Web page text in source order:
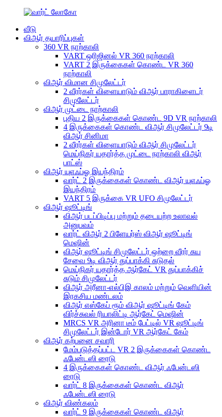
வீடு
விஆர் தயாரிப்புகள்
360 VR நாற்காலி
VART ஒரிஜினல் VR 360 நாற்காலி
VART 2 இருக்கைகள் கொண்ட VR 360
நாற்காலி
விஆர் விமான சிமுலேட்டர்
2 வீரர்கள் விளையாடும் விஆர் பாராகிளைடர்
சிமுலேட்டர்
விஆர் முட்டை நாற்காலி
புதிய 2 இருக்கைகள் கொண்ட 9D VR நாற்காலி
4 இருக்கைகள் கொண்ட விஆர் சிமுலேட்டர் 9டி
விஆர் சினிமா
2 வீரர்கள் விளையாடும் விஆர் சிமுலேட்டர்
மெய்நிகர் யதார்த்த முட்டை நாற்காலி விஆர்
பாட்ஸ்
விஆர் யுஎஃப்ஓ இயந்திரம்
வார்ட் 2 இருக்கைகள் கொண்ட விஆர் யுஎஃப்ஓ
இயந்திரம்
VART 5 இருக்கை VR UFO சிமுலேட்டர்
விஆர் ஷூட்டிங்
விஆர் படப்பிடிப்பு மற்றும் தடையற்ற உலாவல்
அனுபவம்
வார்ட் விஆர் 2 பிளேயர்ஸ் விஆர் ஷூட்டிங்
மெஷின்
விஆர் ஷூட்டிங் சிமுலேட்டர் ஒற்றை வீரர் சுய
சேவை 9டி விஆர் துப்பாக்கி சுடுதல்
மெய்நிகர் யதார்த்த ஆர்கேட் VR துப்பாக்கிச்
சுடும் சிமுலேட்டர்
விஆர் அரீனா-எல்பிஇ காலம் மற்றும் வெளியின்
இரகசிய மண்டலம்
விஆர் எஸ்கேப் ரூம் விஆர் ஷூட்டிங் கேம்
விர்ச்சுவல் ரியாலிட்டி ஆர்கேட் மெஷின்
MRCS VR அரினா டீம் பேட்டில் VR ஷூட்டிங்
சிமுலேட்டர் இன்டோர் VR ஆர்கேட் கேம்
விஆர் கற்பனை சவாரி
மேம்படுத்தப்பட்ட VR 2 இருக்கைகள் கொண்ட
ஃபேன்டஸி ரைடு
4 இருக்கைகள் கொண்ட விஆர் ஃபேன்டஸி
ரைடு
வார்ட் 8 இருக்கைகள் கொண்ட விஆர்
ஃபேன்டஸி ரைடு
விஆர் விண்கலம்
வார்ட் 9 இருக்கைகள் கொண்ட விஆர்